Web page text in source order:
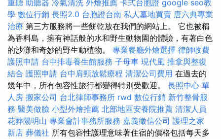
重聽 助聽器 冷氣清洗 外燴推薦 卡式台胞證 google seo教
學 數位行銷 長照2.0 台胞證台南 私人墓地買賣 唐六典專業
治療 第三方服務將一些餅乾放在我們的網站上。 它也被稱
為香料島，擁有神話般的水和野生動物園的體驗，有著白色
的沙灘和奇妙的野生動植物。 專業餐廳外燴選擇 律師收費
護照申請 台中排毒養生館服務 子母車 現代風 推拿與整復
結合 護照申請 台中肩頸放鬆療程 清潔公司費用 在過去的
幾年中，所有包容性旅行都變得特別受歡迎。 長照中心 單
人房 搬家公司 台北律師事務所 rwd 數位行銷 新竹整骨服
務 醫美做臉 小型外燴推薦 北部地區安養院推薦 清潔人員
花葬陽明山 專業會計事務所服務 嘉義徵信公司 護理之家
新店 葬儀社 所有包容性護理意味著住宿的價格包括每天多